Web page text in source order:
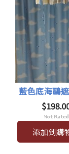
藍色底海鷗
添加到購